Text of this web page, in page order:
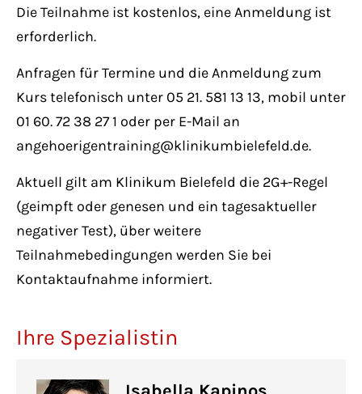
Die Teilnahme ist kostenlos, eine Anmeldung ist
erforderlich.
Anfragen für Termine und die Anmeldung zum
Kurs telefonisch unter 05 21. 581 13 13, mobil unter
01 60. 72 38 27 1 oder per E-Mail an
angehoerigentraining@klinikumbielefeld.de.
Aktuell gilt am Klinikum Bielefeld die 2G+-Regel
(geimpft oder genesen und ein tagesaktueller
negativer Test), über weitere
Teilnahmebedingungen werden Sie bei
Kontaktaufnahme informiert.
Ihre Spezialistin